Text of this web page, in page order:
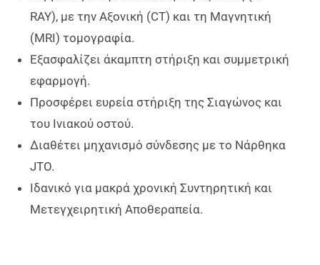
RAY), με την Αξονική (CT) και τη Μαγνητική
(MRI) τομογραφία.
Εξασφαλίζει άκαμπτη στήριξη και συμμετρική
εφαρμογή.
Προσφέρει ευρεία στήριξη της Σιαγώνος και
του Ινιακού οστού.
Διαθέτει μηχανισμό σύνδεσης με το Νάρθηκα
JTO.
Ιδανικό για μακρά χρονική Συντηρητική και
Μετεγχειρητική Αποθεραπεία.